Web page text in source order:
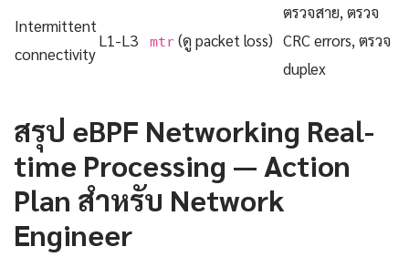
Intermittent
connectivity
L1-L3 mtr (ดู packet loss)
ตรวจสาย, ตรวจ
CRC errors, ตรวจ
duplex
สรุป eBPF Networking Real-
time Processing — Action
Plan สำหรับ Network
Engineer